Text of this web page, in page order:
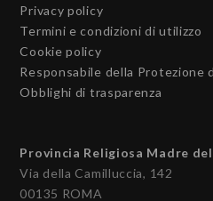
Privacy policy
Termini e condizioni di utilizzo
Cookie policy
Responsabile della Protezione
Obblighi di trasparenza
Provincia Religiosa Madre
Via della Camilluccia, 142
00135 ROMA